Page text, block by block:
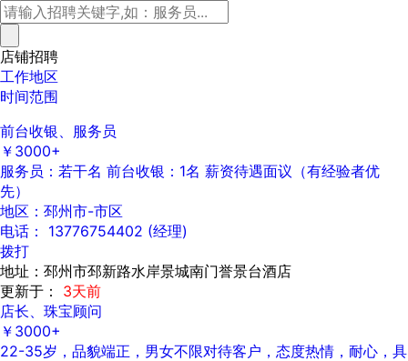
店铺招聘
工作地区
时间范围
前台收银、服务员
￥3000+
服务员：若干名 前台收银：1名 薪资待遇面议（有经验者优
先）
地区：邳州市-市区
电话： 13776754402 (经理)
拨打
地址：邳州市邳新路水岸景城南门誉景台酒店
更新于： 3天前
店长、珠宝顾问
￥3000+
22-35岁，品貌端正，男女不限对待客户，态度热情，耐心，具